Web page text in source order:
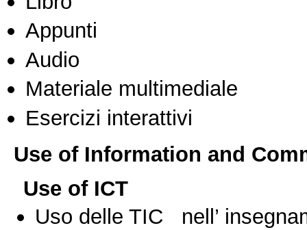
Appunti
Audio
Materiale multimediale
Esercizi interattivi
Use of Information and
Use of ICT
Uso delle TIC nell’